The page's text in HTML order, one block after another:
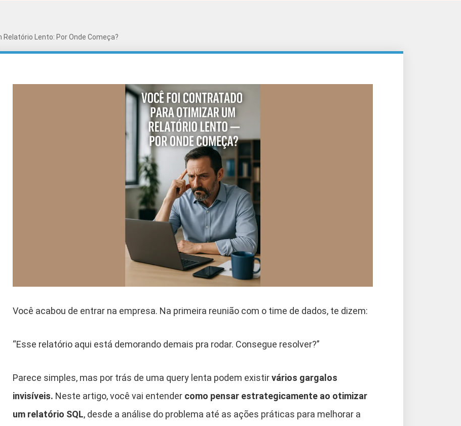
Lento: Por Onde Começa?
Você acabou de entrar na empresa. Na primeira reunião com o time de dados, te dizem:
“Esse relatório aqui está demorando demais pra rodar. Consegue resolver?”
Parece simples, mas por trás de uma query lenta podem existirvários gargalos
invisíveis. Neste artigo, você vai entender como pensar estrategicamente ao otimizar
um relatório SQL, desde a análise do problema até as ações práticas para melhorar a